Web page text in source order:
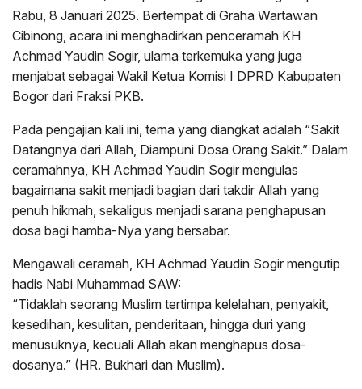
Rabu, 8 Januari 2025. Bertempat di Graha Wartawan
Cibinong, acara ini menghadirkan penceramah KH
Achmad Yaudin Sogir, ulama terkemuka yang juga
menjabat sebagai Wakil Ketua Komisi I DPRD Kabupaten
Bogor dari Fraksi PKB.
Pada pengajian kali ini, tema yang diangkat adalah “Sakit
Datangnya dari Allah, Diampuni Dosa Orang Sakit.” Dalam
ceramahnya, KH Achmad Yaudin Sogir mengulas
bagaimana sakit menjadi bagian dari takdir Allah yang
penuh hikmah, sekaligus menjadi sarana penghapusan
dosa bagi hamba-Nya yang bersabar.
Mengawali ceramah, KH Achmad Yaudin Sogir mengutip
hadis Nabi Muhammad SAW:
“Tidaklah seorang Muslim tertimpa kelelahan, penyakit,
kesedihan, kesulitan, penderitaan, hingga duri yang
menusuknya, kecuali Allah akan menghapus dosa-
dosanya.” (HR. Bukhari dan Muslim).